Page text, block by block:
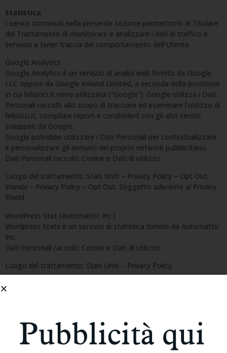
Statistica
I servizi contenuti nella presente sezione permettono al Titolare
del Trattamento di monitorare e analizzare i dati di traffico e
servono a tener traccia del comportamento dell’Utente.
Google Analytics
Google Analytics è un servizio di analisi web fornito da Google
LLC oppure da Google Ireland Limited, a seconda della posizione
in cui felisloci.it viene utilizzata (“Google”). Google utilizza i Dati
Personali raccolti allo scopo di tracciare ed esaminare l’utilizzo di
felisloci.it, compilare report e condividerli con gli altri servizi
sviluppati da Google.
Google potrebbe utilizzare i Dati Personali per contestualizzare
e personalizzare gli annunci del proprio network pubblicitario.
Dati Personali raccolti: Cookie e Dati di utilizzo.
Luogo del trattamento: Stati Uniti – Privacy Policy – Opt Out;
Irlanda – Privacy Policy – Opt Out. Soggetto aderente al Privacy
Shield.
WordPress Stat (Automattic Inc.)
Wordpress Stats è un servizio di statistica fornito da Automattic
Inc.
Dati Personali raccolti: Cookie e Dati di utilizzo.
Luogo del trattamento: Stati Uniti – Privacy Policy.
testing)
dell’Utente, in termini di traffico o di comportamento, in
relazione a modifiche della struttura, del testo o di qualunque
altro componente di felisloci.it.